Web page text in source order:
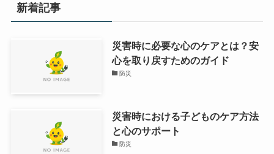
新着記事
災害時に必要な心のケアとは？安
心を取り戻すためのガイド
防災
災害時における子どものケア方法
と心のサポート
防災